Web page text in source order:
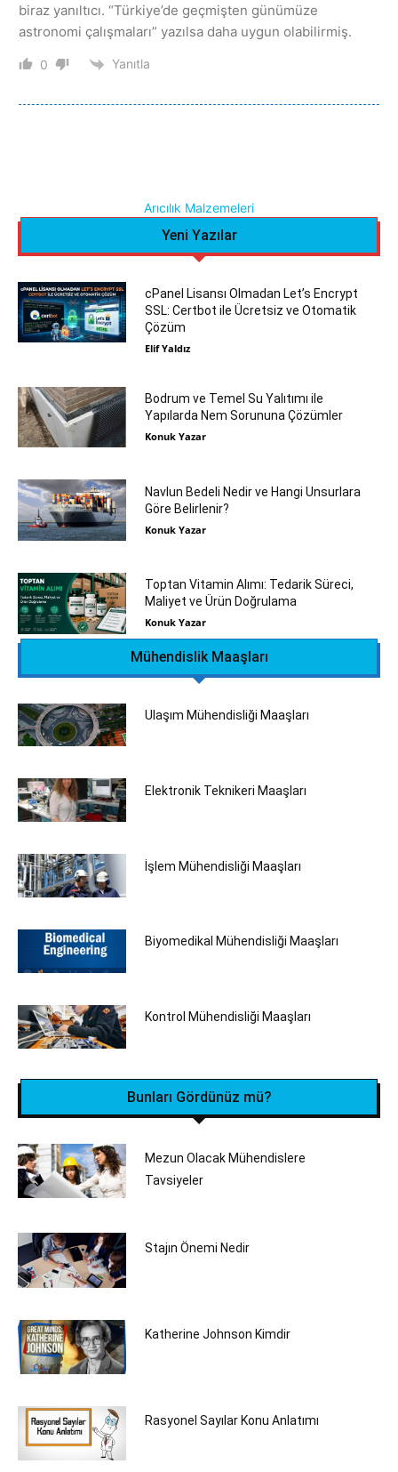
biraz yanıltıcı. “Türkiye’de geçmişten günümüze
astronomi çalışmaları” yazılsa daha uygun olabilirmiş.
0 Yanıtla
Arıcılık Malzemeleri
Yeni Yazılar
cPanel Lisansı Olmadan Let’s Encrypt
SSL: Certbot ile Ücretsiz ve Otomatik
Çözüm
Elif Yaldız
Bodrum ve Temel Su Yalıtımı ile
Yapılarda Nem Sorununa Çözümler
Konuk Yazar
Navlun Bedeli Nedir ve Hangi Unsurlara
Göre Belirlenir?
Konuk Yazar
Toptan Vitamin Alımı: Tedarik Süreci,
Maliyet ve Ürün Doğrulama
Konuk Yazar
Mühendislik Maaşları
Ulaşım Mühendisliği Maaşları
Elektronik Teknikeri Maaşları
İşlem Mühendisliği Maaşları
Biyomedikal Mühendisliği‎ Maaşları
Kontrol Mühendisliği Maaşları
Bunları Gördünüz mü?
Mezun Olacak Mühendislere
Tavsiyeler
Stajın Önemi Nedir
Katherine Johnson Kimdir
Rasyonel Sayılar Konu Anlatımı